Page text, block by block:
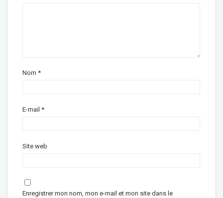
Nom *
E-mail *
Site web
Enregistrer mon nom, mon e-mail et mon site dans le